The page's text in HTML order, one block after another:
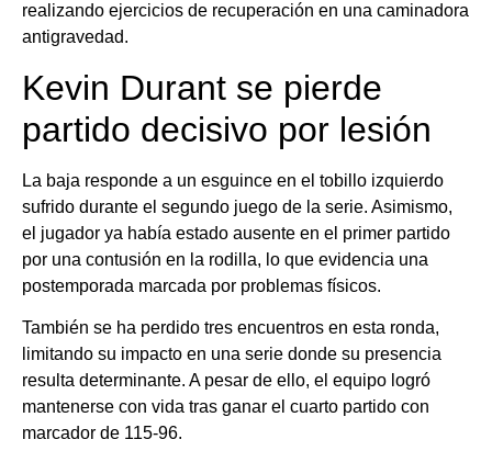
realizando ejercicios de recuperación en una caminadora
antigravedad.
Kevin Durant se pierde
partido decisivo por lesión
La baja responde a un esguince en el tobillo izquierdo
sufrido durante el segundo juego de la serie. Asimismo,
el jugador ya había estado ausente en el primer partido
por una contusión en la rodilla, lo que evidencia una
postemporada marcada por problemas físicos.
También se ha perdido tres encuentros en esta ronda,
limitando su impacto en una serie donde su presencia
resulta determinante. A pesar de ello, el equipo logró
mantenerse con vida tras ganar el cuarto partido con
marcador de 115-96.